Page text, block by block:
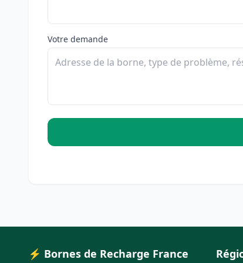
Votre demande
⚡ Bornes de Recharge France